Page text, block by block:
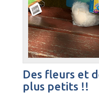
​Des fleurs et
plus petits !!